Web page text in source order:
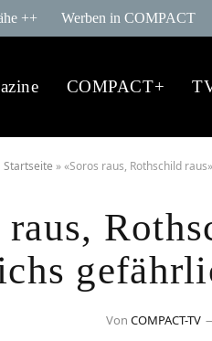
++ Werben in COMPACT
COMPACT+
Startseite »«Soros raus, Rothschild
raus,
Von COMPACT-TV